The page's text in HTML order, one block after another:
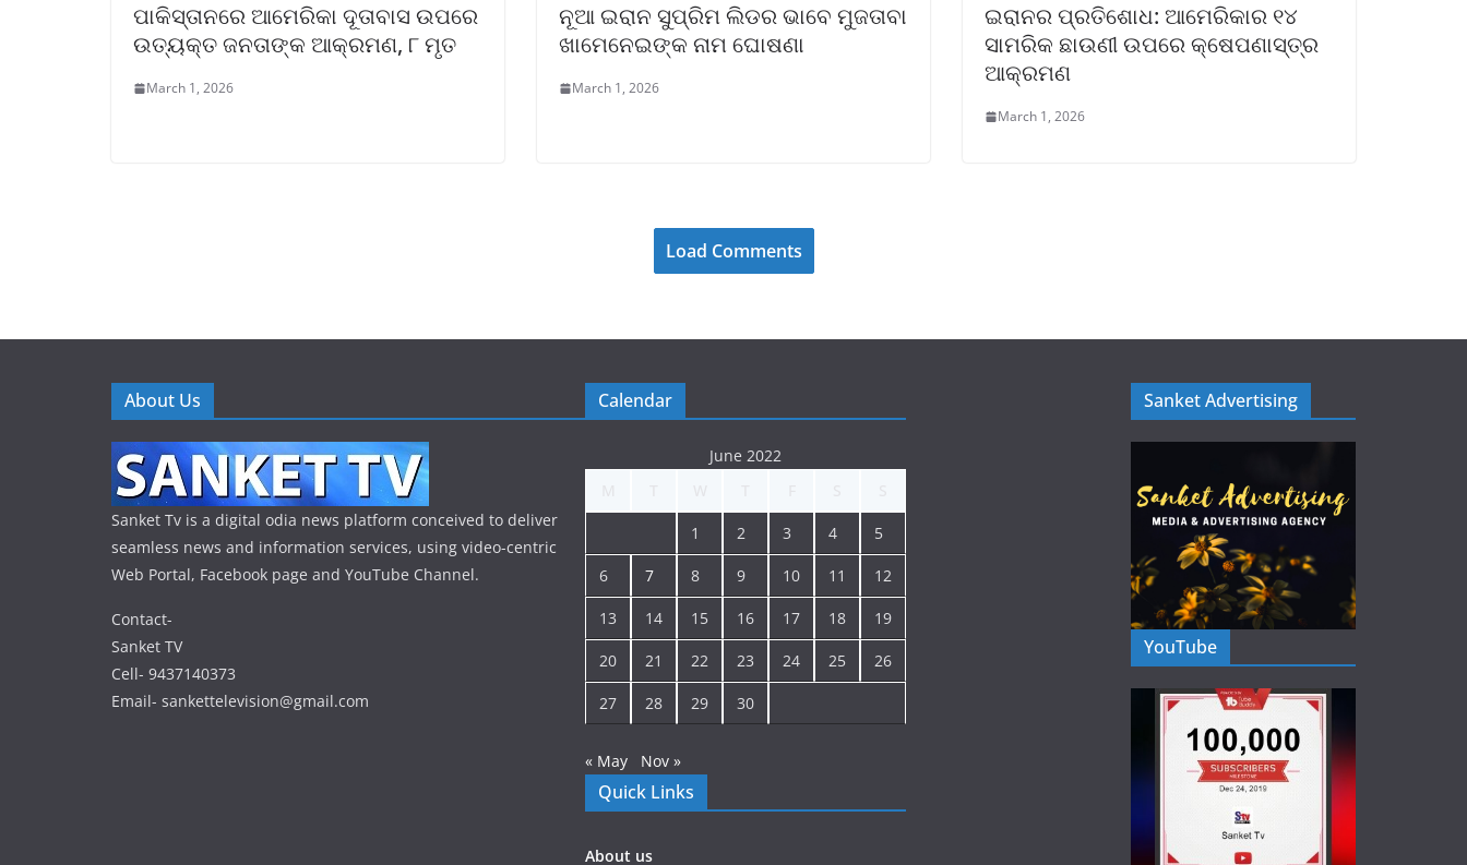
ପାକିସ୍ତାନରେ ଆମେରିକା ଦୂତାବାସ ଉପରେ
ଉତ୍ୟକ୍ତ ଜନତାଙ୍କ ଆକ୍ରମଣ, ୮ ମୃତ
March 1, 2026
ନୂଆ ଇରାନ ସୁପ୍ରିମ ଲିଡର ଭାବେ ମୁଜତାବା
ଖାମେନେଇଙ୍କ ନାମ ଘୋଷଣା
March 1, 2026
ଇରାନର ପ୍ରତିଶୋଧ: ଆମେରିକାର ୧୪
ସାମରିକ ଛାଉଣୀ ଉପରେ କ୍ଷେପଣାସ୍ତ୍ର
ଆକ୍ରମଣ
March 1, 2026
Load Comments
About Us
Sanket Tv is a digital odia news platform conceived to deliver
seamless news and information services, using video-centric
Web Portal, Facebook page and YouTube Channel.
Contact-
Sanket TV
Cell- 9437140373
Email- sankettelevision@gmail.com
Calendar
June 2022
1 2 3 4 5
6 7 8 9 10 11 12
13 14 15 16 17 18 19
20 21 22 23 24 25 26
27 28 29 30
« May Nov »
Quick Links
About us
Sanket Advertising
YouTube